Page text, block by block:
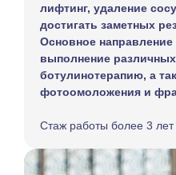
лифтинг, удаление
достигать заметных
Основное
выполнение
ботулинотерапию, а
фотоомоложения и
Стаж работы более 3 лет